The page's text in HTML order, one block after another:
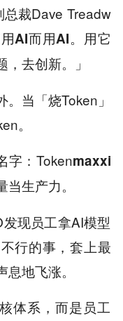
裁Dave Treadw
用AI而用AI。用它
去创新。」
当「烧Token」
。
字：Tokenmaxxi
生产力。
现员工拿AI模型
行的事，套上最
地飞涨。
体系，而是员工